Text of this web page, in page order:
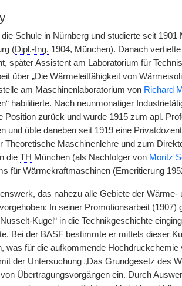
die Schule in Nürnberg und studierte seit
(Dipl.-Ing. 1904, München). Danach
später Assistent am Laboratorium für
über „Die Wärmeleitfähigkeit von
am Maschinenlaboratorium von Richard
habilitierte. Nach neunmonatiger
Position zurück und wurde 1915 zum apl.
und übte daneben seit 1919 eine
Theoretische Maschinenlehre und zum
die TH München (als Nachfolger von Moritz
für Wärmekraftmaschinen (Emeritierung
das nahezu alle Gebiete der
In seiner Promotionsarbeit (1907)
Kugel“ in die Technikgeschichte
Bei der BASF bestimmte er mittels dieser
was für die aufkommende
der Untersuchung „Das Grundgesetz des
Übertragungsvorgängen ein. Durch